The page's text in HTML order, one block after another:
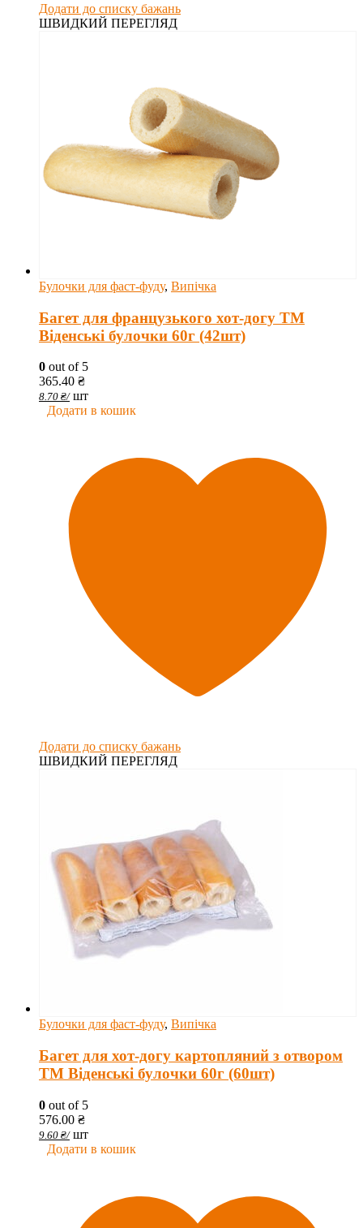
Додати до списку бажань
ШВИДКИЙ ПЕРЕГЛЯД
Булочки для фаст-фуду, Випічка
Багет для французького хот-догу ТМ
Віденські булочки 60г (42шт)
0 out of 5
365.40 ₴
8.70 ₴/ шт
Додати в кошик
Додати до списку бажань
ШВИДКИЙ ПЕРЕГЛЯД
Булочки для фаст-фуду, Випічка
Багет для хот-догу картопляний з отвором
ТМ Віденські булочки 60г (60шт)
0 out of 5
576.00 ₴
9.60 ₴/ шт
Додати в кошик